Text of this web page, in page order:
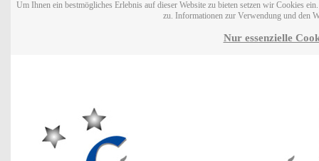
Um Ihnen ein bestmögliches Erlebnis auf dieser Website zu bieten setzen wir Cookies
zu. Informationen zur Verwendung und den
Nur essenzielle